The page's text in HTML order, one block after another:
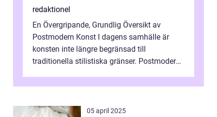
redaktionel
En Övergripande, Grundlig Översikt av
Postmodern Konst I dagens samhälle är
konsten inte längre begränsad till
traditionella stilistiska gränser. Postmodern
05 april 2025